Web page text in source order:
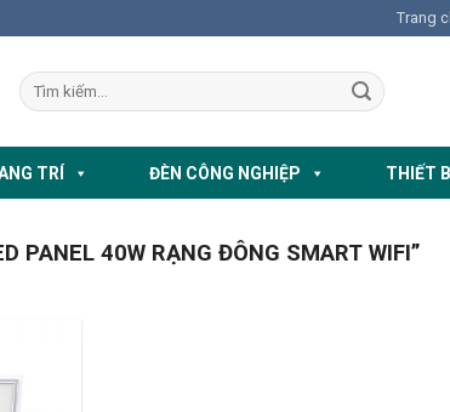
Trang
TRÍ ĐÈN CÔNG NGHIỆP THIẾT
PANEL 40W RẠNG ĐÔNG SMART WIFI”